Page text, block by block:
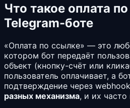
Что такое оплата
Telegram-боте
«Оплата по ссылке» — это
котором бот передаёт
объект (кнопку-счёт или
пользователь оплачивает, а
подтверждение через
разных механизма, и их часто